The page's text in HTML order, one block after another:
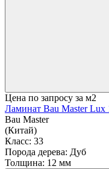
Цена по запросу за м2
Ламинат Bau Master Lux
Bau Master
(Китай)
Класс: 33
Порода дерева: Дуб
Толщина: 12 мм